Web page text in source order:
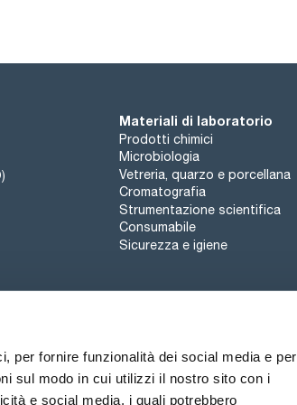
per fornire funzionalità dei social media e per
sul modo in cui utilizzi il nostro sito con i
e social media, i quali potrebbero
Materiali di laboratorio
Prodotti chimici
Microbiologia
Vetreria, quarzo e porcellana
Cromatografia
Strumentazione scientifica
Consumabile
Sicurezza e igiene
Contatto Novità